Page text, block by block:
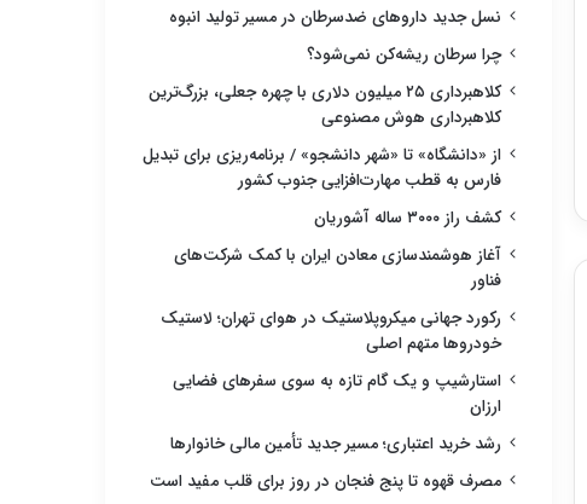
نسل جدید داروهای ضدسرطان در مسیر تولید انبوه
چرا سرطان ریشه‌کن نمی‌شود؟
کلاهبرداری ۲۵ میلیون دلاری با چهره جعلی، بزرگ‌ترین
کلاهبرداری هوش مصنوعی
از «دانشگاه» تا «شهر دانشجو» / برنامه‌ریزی برای تبدیل
فارس به قطب مهارت‌افزایی جنوب کشور
کشف راز ۳۰۰۰ ساله آشوریان
آغاز هوشمندسازی معادن ایران با کمک شرکت‌های
فناور
رکورد جهانی میکروپلاستیک در هوای تهران؛ لاستیک
خودروها متهم اصلی
استارشیپ و یک گام تازه به سوی سفرهای فضایی
ارزان
رشد خرید اعتباری؛ مسیر جدید تأمین مالی خانوارها
مصرف قهوه تا پنج فنجان در روز برای قلب مفید است